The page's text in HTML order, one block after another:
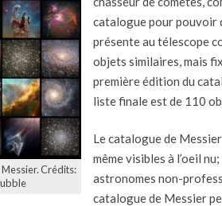
Crédits:
catalogue pour pouvoir
présente au télescope
objets similaires, mais
première édition du
liste finale est de 110
Le catalogue de
même visibles à l’oeil
astronomes non-
catalogue de Messier